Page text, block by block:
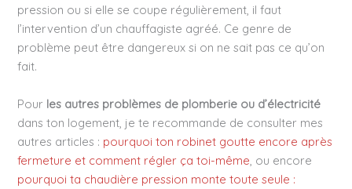
pression ou si elle se coupe régulièrement, il faut
l’intervention d’un chauffagiste agréé. Ce genre de
problème peut être dangereux si on ne sait pas ce qu’on
fait.
Pour les autres problèmes de plomberie ou d’électricité
dans ton logement, je te recommande de consulter mes
autres articles : pourquoi ton robinet goutte encore après
fermeture et comment régler ça toi-même , ou encore
pourquoi ta chaudière pression monte toute seule :